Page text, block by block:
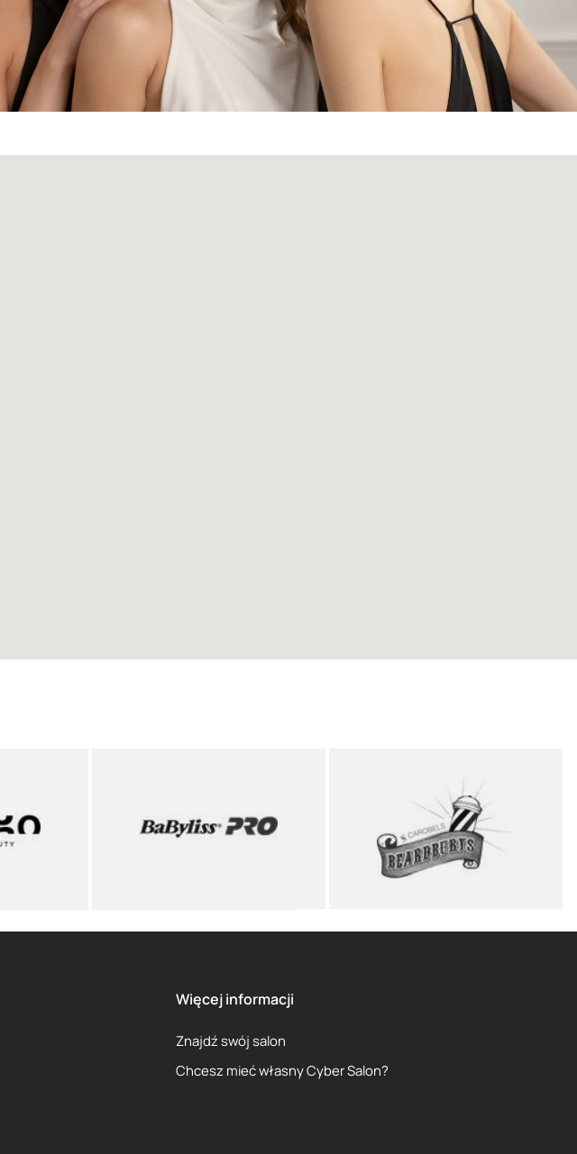
Więcej informacji
Znajdź swój salon
Chcesz mieć własny Cyber Salon?